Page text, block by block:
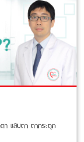
า แสบตา ตากระตุก